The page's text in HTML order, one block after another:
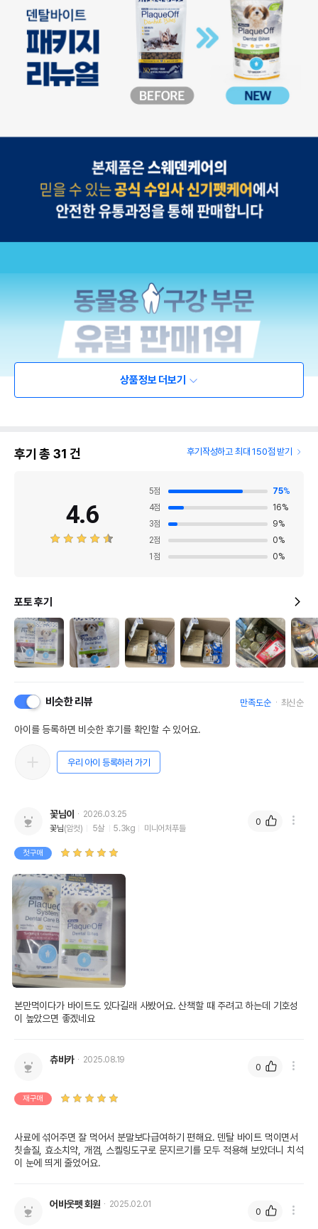
상품정보 더보기
후기 총 31 건 후기작성하고 최대 150점 받기
4.6
5점 75%
4점 16%
3점 9%
2점 0%
1 점 0%
포토 후기
비슷한 리뷰 만족도순 최신순
아이를 등록하면 비슷한 후기를 확인할 수 있어요.
우리 아이 등록하러 가기
꽃님이
2026.03.25
꽃님(암컷) 5살 5.3kg 미니어처푸들
첫구매
본만먹이다가 바이트도 있다길래 사봤어요. 산책할 때 주려고 하는데 기호성
이 높았으면 좋겠네요
0
츄바카 2025.08.19
재구매
사료에 섞어주면 잘 먹어서 분말보다급여하기 편해요. 덴탈 바이트 먹이면서
칫솔질, 효소치약, 개껌, 스켈링도구로 문지르기를 모두 적용해 보았더니 치석
이 눈에 띄게 줄었어요.
0
어바웃펫 회원 2025.02.01
0